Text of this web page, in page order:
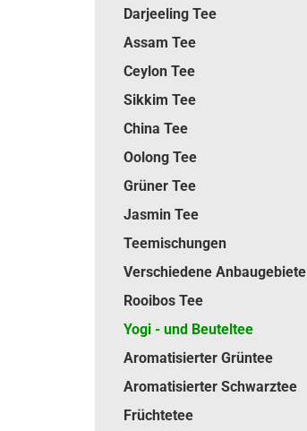
Darjeeling Tee
Assam Tee
Ceylon Tee
Sikkim Tee
China Tee
Oolong Tee
Grüner Tee
Jasmin Tee
Teemischungen
Verschiedene Anbaugebiete
Rooibos Tee
Yogi - und Beuteltee
Aromatisierter Grüntee
Aromatisierter Schwarztee
Früchtetee